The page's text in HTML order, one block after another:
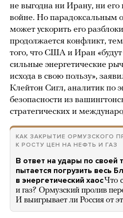
не выгодна ни Ирану, ни его
войне. Но парадоксальным
может ускорить его
продолжается конфликт,
того, что США и Иран
сильные энергетические
исхода в свою пользу»,
Клейтон Сигл, аналитик по
безопасности из
стратегических и
КАК ЗАКРЫТИЕ ОРМУЗСКОГО
К РОСТУ ЦЕН НА НЕФТЬ И ГАЗ
В ответ на удары по своей
пытается погрузить весь
в энергетический хаосЧто
и газ? Ормузский пролив
И выигрывает ли Россия от